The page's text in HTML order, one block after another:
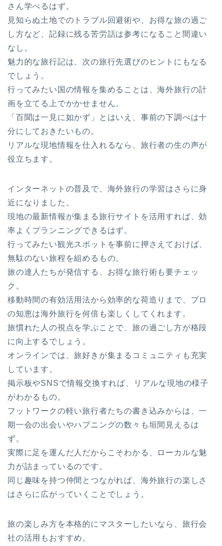
さん学べるはず。
見知らぬ土地でのトラブル回避術や、お得な旅の過ご
し方など、記録に残る苦労話は参考になること間違い
なし。
魅力的な旅行記は、次の旅行先選びのヒントにもなる
でしょう。
行ってみたい国の情報を集めることは、海外旅行の計
画を立てる上でかかせません。
「百聞は一見に如かず」とはいえ、事前の下調べは十
分にしておきたいもの。
リアルな現地情報を仕入れるなら、旅行者の生の声が
役立ちます。
インターネットの普及で、海外旅行の学習はさらに身
近になりました。
現地の最新情報が集まる旅行サイトを活用すれば、効
率よくプランニングできるはず。
行ってみたい観光スポットを事前に押さえておけば、
無駄のない旅程を組めるもの。
旅の達人たちが発信する、お得な旅行術も要チェッ
ク。
移動時間の有効活用法から効率的な荷造りまで、プロ
の知恵は海外旅行を何倍も楽しくしてくれます。
旅慣れた人の視点を学ぶことで、旅の過ごし方が格段
に向上するでしょう。
オンラインでは、旅好きが集まるコミュニティも充実
しています。
掲示板やSNSで情報交換すれば、リアルな現地の様子
がわかるもの。
フットワークの軽い旅行者たちの書き込みからは、一
期一会の出会いやハプニングの数々も垣間見えるは
ず。
実際に足を運んだ人だからこそわかる、ローカルな魅
力が詰まっているのです。
同じ趣味を持つ仲間とつながれば、海外旅行の楽しさ
はさらに広がっていくことでしょう。
旅の楽しみ方を本格的にマスターしたいなら、旅行会
社の活用もおすすめ。